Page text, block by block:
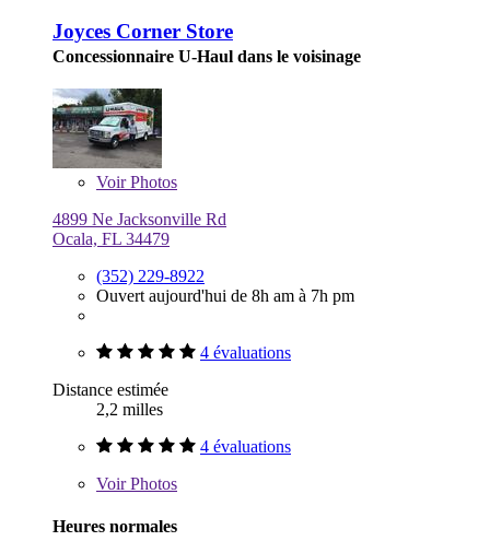
Joyces Corner Store
Concessionnaire U-Haul dans le voisinage
VoirPhotos
4899 Ne Jacksonville Rd
Ocala, FL 34479
(352) 229-8922
Ouvert aujourd'hui de 8h am à 7h pm
4 évaluations
Distance estimée
2,2 milles
4 évaluations
VoirPhotos
Heures normales